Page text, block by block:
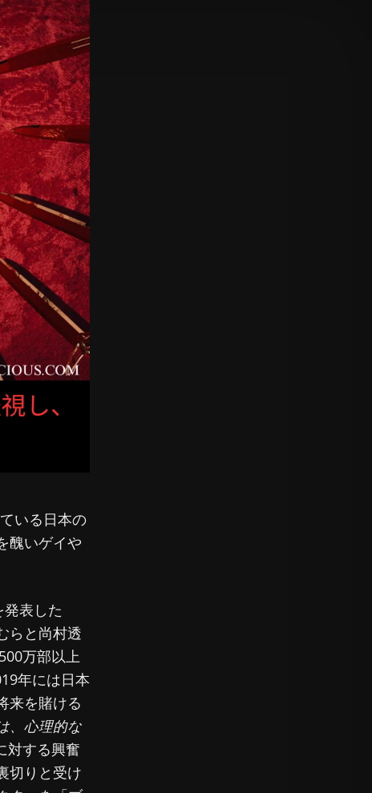
いる日本の
醜いゲイや
発表した
らと尚村透
万部以上
年には日本
来を賭ける
、心理的な
対する興奮
切りと受け